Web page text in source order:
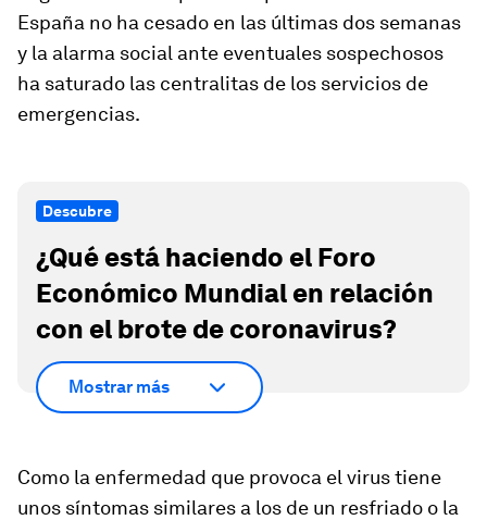
España no ha cesado en las últimas dos semanas
y la alarma social ante eventuales sospechosos
ha saturado las centralitas de los servicios de
emergencias.
Descubre
¿Qué está haciendo el Foro
Económico Mundial en relación
con el brote de coronavirus?
Mostrar más
Como la enfermedad que provoca el virus tiene
unos síntomas similares a los de un resfriado o la